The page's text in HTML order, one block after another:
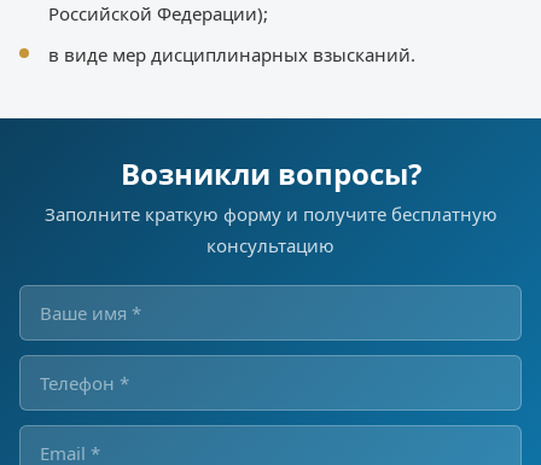
Российской Федерации);
в виде мер дисциплинарных взысканий.
Возникли вопросы?
Заполните краткую форму и получите бесплатную
консультацию